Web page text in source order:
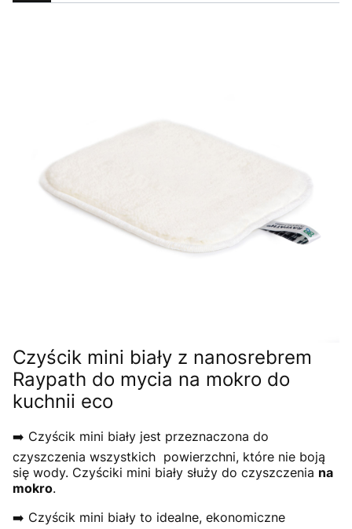
Czyścik mini biały z nanosrebrem
Raypath do mycia na mokro do
kuchnii eco
➡️ Czyścik mini biały jest przeznaczona do
czyszczenia wszystkich powierzchni, które nie boją
się wody. Czyściki mini biały służy do czyszczenia na
mokro.
➡️ Czyścik mini biały to idealne, ekonomiczne